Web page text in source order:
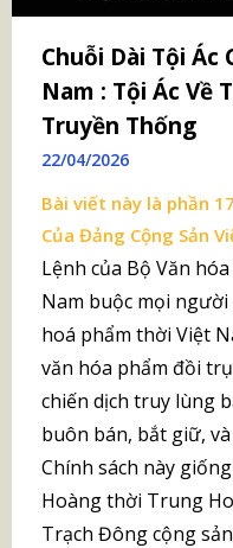
Chuỗi Dài Tội Ác
Nam : Tội Ác Về
Truyền Thống
22/04/2026
Bài viết này là phần
Của Đảng Cộng Sản
Lệnh của Bộ Văn
Nam buộc mọi
hoá phẩm thời Việt
văn hóa phẩm đồi
chiến dịch truy lùng
buôn bán, bắt giữ,
Chính sách này
Hoàng thời Trung
Trạch Đông cộng